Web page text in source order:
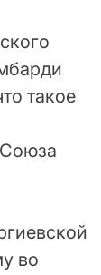
такое
во